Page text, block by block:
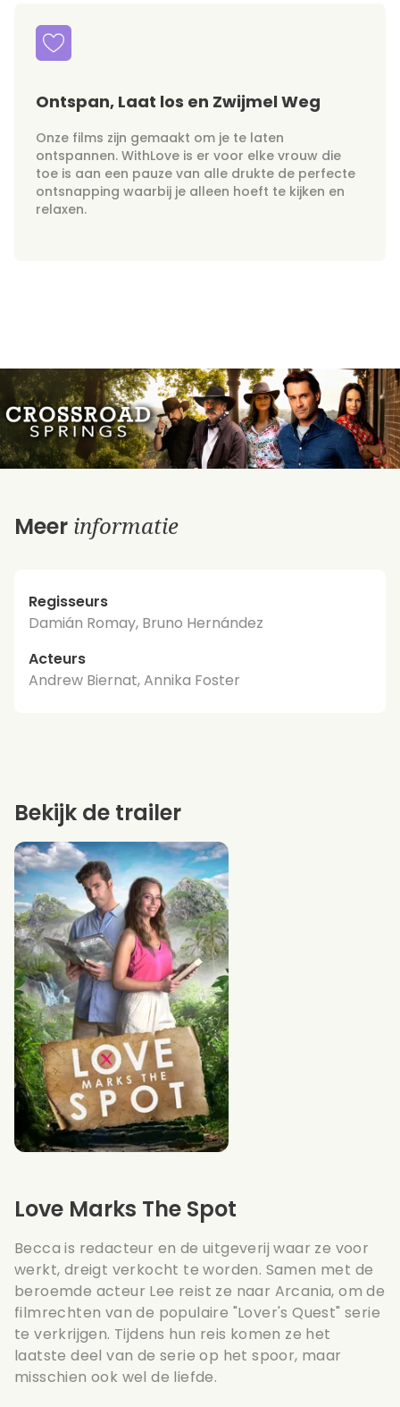
Ontspan, Laat los en Zwijmel Weg
Onze films zijn gemaakt om je te laten
ontspannen. WithLove is er voor elke vrouw die
toe is aan een pauze van alle drukte de perfecte
ontsnapping waarbij je alleen hoeft te kijken en
relaxen.
Meer informatie
Regisseurs
Damián Romay, Bruno Hernández
Acteurs
Andrew Biernat, Annika Foster
Love Marks The Spot
Becca is redacteur en de uitgeverij waar ze voor
werkt, dreigt verkocht te worden. Samen met de
beroemde acteur Lee reist ze naar Arcania, om de
filmrechten van de populaire "Lover's Quest" serie
te verkrijgen. Tijdens hun reis komen ze het
laatste deel van de serie op het spoor, maar
misschien ook wel de liefde.
Bekijk de trailer